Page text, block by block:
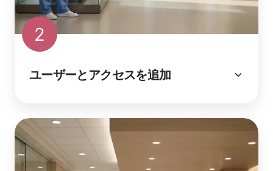
2
ユーザーとアクセスを追加